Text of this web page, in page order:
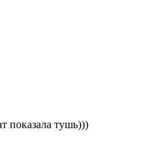
показала тушь)))